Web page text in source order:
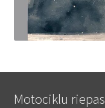
Motociklu riepas